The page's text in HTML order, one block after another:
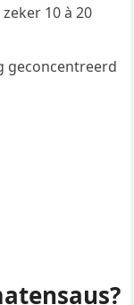
10 à 20
geconcentreerd